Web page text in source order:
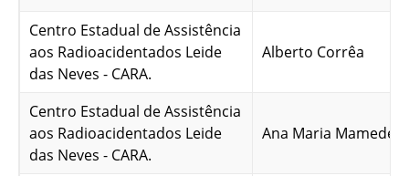
Centro Estadual de Assistência
aos Radioacidentados Leide
das Neves - CARA.
Alberto Corrêa
Centro Estadual de Assistência
aos Radioacidentados Leide
das Neves - CARA.
Ana Maria Mamede